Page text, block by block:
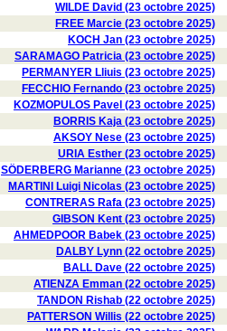
WILDE David (23 octobre 2025)
FREE Marcie (23 octobre 2025)
KOCH Jan (23 octobre 2025)
SARAMAGO Patricia (23 octobre 2025)
PERMANYER Lliuis (23 octobre 2025)
FECCHIO Fernando (23 octobre 2025)
KOZMOPULOS Pavel (23 octobre 2025)
BORRIS Kaja (23 octobre 2025)
AKSOY Nese (23 octobre 2025)
URIA Esther (23 octobre 2025)
SÖDERBERG Marianne (23 octobre 2025)
MARTINI Luigi Nicolas (23 octobre 2025)
CONTRERAS Rafa (23 octobre 2025)
GIBSON Kent (23 octobre 2025)
AHMEDPOOR Babek (23 octobre 2025)
DALBY Lynn (22 octobre 2025)
BALL Dave (22 octobre 2025)
ATIENZA Emman (22 octobre 2025)
TANDON Rishab (22 octobre 2025)
PATTERSON Willis (22 octobre 2025)